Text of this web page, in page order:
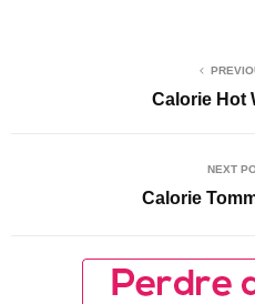
Calorie Hot
NEXT
Calorie